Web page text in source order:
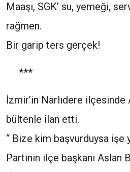
Maaşı, SGK’ su, yemeği,
rağmen.
Bir garip ters gerçek!
***
İzmir’in Narlıdere
bültenle ilan etti.
“ Bize kim başvurduysa işe
Partinin ilçe başkanı Aslan